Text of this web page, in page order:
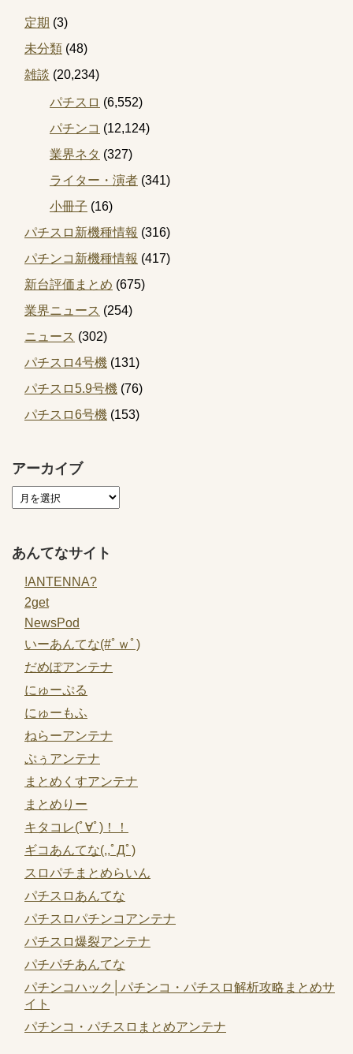
定期 (3)
未分類 (48)
雑談 (20,234)
パチスロ (6,552)
パチンコ (12,124)
業界ネタ (327)
ライター・演者 (341)
小冊子 (16)
パチスロ新機種情報 (316)
パチンコ新機種情報 (417)
新台評価まとめ (675)
業界ニュース (254)
ニュース (302)
パチスロ4号機 (131)
パチスロ5.9号機 (76)
パチスロ6号機 (153)
アーカイブ
あんてなサイト
!ANTENNA?
2get
NewsPod
いーあんてな(#ﾟｗﾟ)
だめぽアンテナ
にゅーぷる
にゅーもふ
ねらーアンテナ
ぷぅアンテナ
まとめくすアンテナ
まとめりー
キタコレ(ﾟ∀ﾟ)！！
ギコあんてな(,,ﾟДﾟ)
スロパチまとめらいん
パチスロあんてな
パチスロパチンコアンテナ
パチスロ爆裂アンテナ
パチパチあんてな
パチンコハック│パチンコ・パチスロ解析攻略まとめサ
イト
パチンコ・パチスロまとめアンテナ